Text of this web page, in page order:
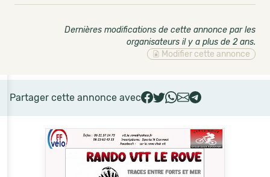
Dernières modifications de cette annonce par les
organisateurs il y a plus de 2 ans.
Modifier cette annonce
Partager cette annonce avec